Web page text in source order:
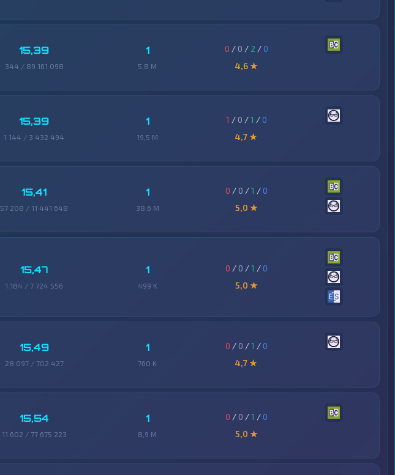
15,39
344 / 89 161 098
1
5,8 M
0 / 0 / 2 /0
4,6 ★
15,39
1 144 / 3 432 494
1
19,5 M
1 / 0 /1 /0
4,7 ★
15,41
57 208 / 11 441 648
1
38,6 M
0 / 0 /1 /0
5,0 ★
15,47
1 184 / 7 724 556
1
499 K
0 / 0 /1 /0
5,0 ★
15,49
28 097 / 702 427
1
760 K
0 / 0 /1 /0
4,7 ★
15,54
11 602 / 77 675 223
1
8,9 M
0 / 0 /1 /0
5,0 ★